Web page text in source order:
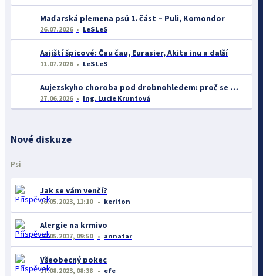
Maďarská plemena psů 1. část – Puli, Komondor
26.07.2026 LeS LeS
Asijští špicové: Čau čau, Eurasier, Akita inu a další
11.07.2026 LeS LeS
Aujezskyho choroba pod drobnohledem: proč se o ní nyní mluví více než dříve
27.06.2026 Ing. Lucie Kruntová
Nové diskuze
Psi
Jak se vám venčí?
26.05.2023, 11:10 keriton
Alergie na krmivo
26.05.2017, 09:50 annatar
Všeobecný pokec
17.08.2023, 08:38 efe